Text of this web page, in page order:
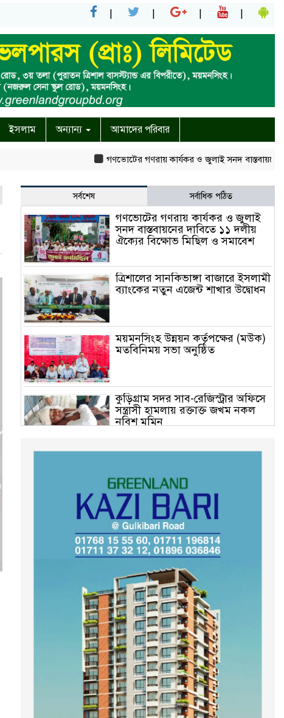
ইসলাম অন্যান্য আমাদের পরিবার
গণভোটের গণরায় কার্যকর ও জুলাই সনদ বাস্তবায়নের দাবিতে
সর্বশেষ সর্বাধিক পঠিত
গণভোটের গণরায় কার্যকর ও জুলাই
সনদ বাস্তবায়নের দাবিতে ১১ দলীয়
ঐক্যের বিক্ষোভ মিছিল ও সমাবেশ
ত্রিশালের সানকিভাঙ্গা বাজারে ইসলামী
ব্যাংকের নতুন এজেন্ট শাখার উদ্বোধন
ময়মনসিংহ উন্নয়ন কর্তৃপক্ষের (মউক)
মতবিনিময় সভা অনুষ্ঠিত
কুড়িগ্রাম সদর সাব-রেজিস্ট্রার অফিসে
সন্ত্রাসী হামলায় রক্তাক্ত জখম নকল
নবিশ মমিন
অনুষ্ঠিত
কুড়িগ্রাম কৃষি বিশ্ববিদ্যালয়ের স্থায়ী
ক্যাম্পাস নির্মাণে ইউজিসির সমন্বয়
সভা অনুষ্ঠিত
শহীদদের অসম্পূর্ণ মিশন সম্পন্ন করে
তবেই আমরা তৃপ্তিভোজন করব-
মুফতি আলী হাসান উসামা
দেশ গড়তে জুলাই জাগরণ’ কর্মসূচির
অংশ হিসেবে এনসিপির জুলাই
পথসভসায়- নাসীরুদ্দীন পাটওয়ারী
ইসলামী ব্যাংক বাংলাদেশ পিলএলসি
ময়মনসিংহ শাখার গ্রাহক সমাবেশ